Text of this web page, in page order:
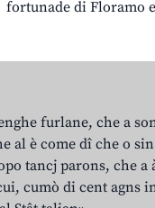
fortunade di Floramo
furlane, che a
al è come dî che o
tancj parons, che
cumò di cent agns